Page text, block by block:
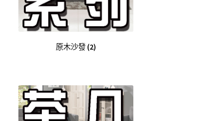
原木沙發 (2)